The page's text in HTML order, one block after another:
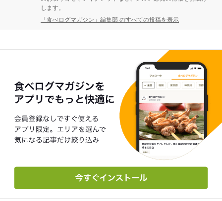
します。
「食べログマガジン」編集部 のすべての投稿を表示